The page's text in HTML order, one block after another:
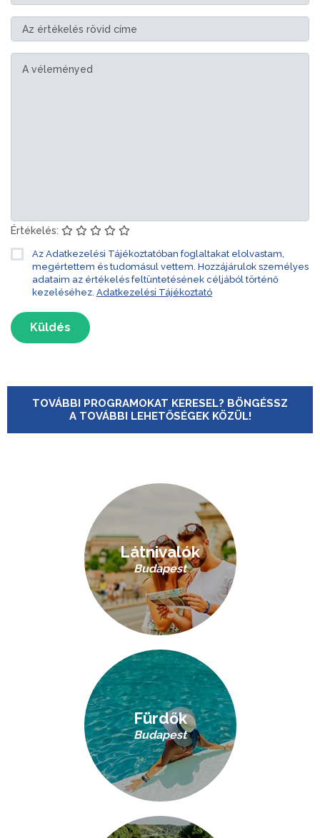
Értékelés:
Az Adatkezelési Tájékoztatóban foglaltakat elolvastam,
megértettem és tudomásul vettem. Hozzájárulok személyes
adataim az értékelés feltüntetésének céljából történő
kezeléséhez. Adatkezelési Tájékoztató
Küldés
TOVÁBBI PROGRAMOKAT KERESEL? BÖNGÉSSZ
A TOVÁBBI LEHETŐSÉGEK KÖZÜL!
Látnivalók
Budapest
Fürdők
Budapest